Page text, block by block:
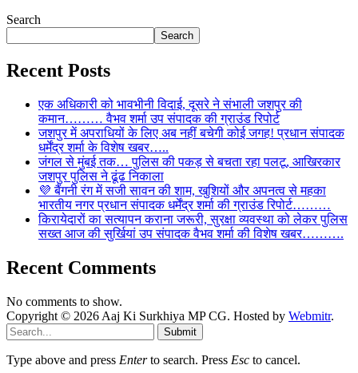
Search
Search
Recent Posts
एक अधिकारी को भावभीनी विदाई, दूसरे ने संभाली जशपुर की
कमान……… वैभव शर्मा उप संपादक की ग्राउंड रिपोर्ट
जशपुर में अपराधियों के लिए अब नहीं बचेगी कोई जगह! प्रधान संपादक
धर्मेंद्र शर्मा के विशेष खबर…..
जंगल से मुंबई तक… पुलिस की पकड़ से बचता रहा पलटू, आखिरकार
जशपुर पुलिस ने ढूंढ निकाला
💜 बैंगनी रंग में सजी सावन की शाम, खुशियों और अपनत्व से महका
भारतीय नगर प्रधान संपादक धर्मेंद्र शर्मा की ग्राउंड रिपोर्ट………
किरायेदारों का सत्यापन कराना जरूरी, सुरक्षा व्यवस्था को लेकर पुलिस
सख्त आज की सुर्खियां उप संपादक वैभव शर्मा की विशेष खबर……….
Recent Comments
No comments to show.
Copyright © 2026 Aaj Ki Surkhiya MP CG. Hosted by Webmitr.
Submit
Type above and press Enterto search. Press Esc to cancel.